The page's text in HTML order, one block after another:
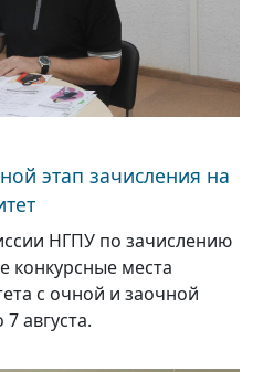
этап зачисления на
НГПУ по зачислению
конкурсные места
с очной и заочной
августа.